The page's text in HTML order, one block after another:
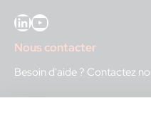
LinkedIn YouTube
Nous contacter
Besoin d'aide ? Contactez